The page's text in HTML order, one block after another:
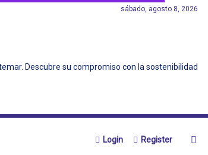
sábado, agosto 8, 2026
Login Register